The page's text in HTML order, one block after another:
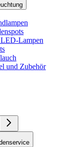
LED-Lampen
und Zubehör